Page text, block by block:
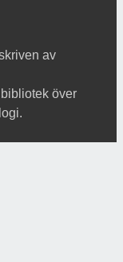
av
över